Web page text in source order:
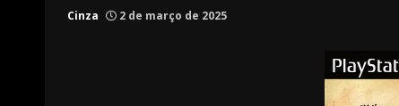
Cinza 2 de março de 2025